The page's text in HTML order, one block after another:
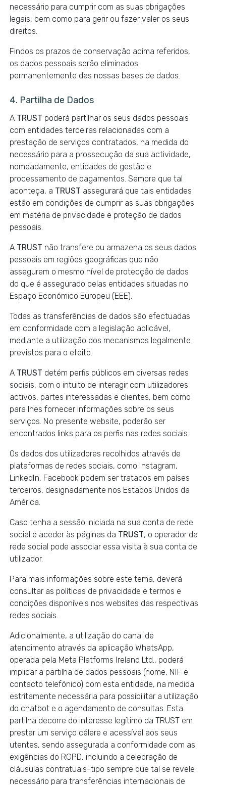
necessário para cumprir com as suas obrigações
legais, bem como para gerir ou fazer valer os seus
direitos.
Findos os prazos de conservação acima referidos,
os dados pessoais serão eliminados
permanentemente das nossas bases de dados.
4. Partilha de Dados
A TRUST poderá partilhar os seus dados pessoais
com entidades terceiras relacionadas com a
prestação de serviços contratados, na medida do
necessário para a prossecução da sua actividade,
nomeadamente, entidades de gestão e
processamento de pagamentos. Sempre que tal
aconteça, a TRUST assegurará que tais entidades
estão em condições de cumprir as suas obrigações
em matéria de privacidade e proteção de dados
pessoais.
A TRUST não transfere ou armazena os seus dados
pessoais em regiões geográficas que não
assegurem o mesmo nível de protecção de dados
do que é assegurado pelas entidades situadas no
Espaço Económico Europeu (EEE).
Todas as transferências de dados são efectuadas
em conformidade com a legislação aplicável,
mediante a utilização dos mecanismos legalmente
previstos para o efeito.
A TRUST detém perfis públicos em diversas redes
sociais, com o intuito de interagir com utilizadores
activos, partes interessadas e clientes, bem como
para lhes fornecer informações sobre os seus
serviços. No presente website, poderão ser
encontrados links para os perfis nas redes sociais.
Os dados dos utilizadores recolhidos através de
plataformas de redes sociais, como Instagram,
LinkedIn, Facebook podem ser tratados em países
terceiros, designadamente nos Estados Unidos da
América.
Caso tenha a sessão iniciada na sua conta de rede
social e aceder às páginas da TRUST, o operador da
rede social pode associar essa visita à sua conta de
utilizador.
Para mais informações sobre este tema, deverá
consultar as políticas de privacidade e termos e
condições disponíveis nos websites das respectivas
redes sociais.
Adicionalmente, a utilização do canal de
atendimento através da aplicação WhatsApp,
operada pela Meta Platforms Ireland Ltd., poderá
implicar a partilha de dados pessoais (nome, NIF e
contacto telefónico) com esta entidade, na medida
estritamente necessária para possibilitar a utilização
do chatbot e o agendamento de consultas. Esta
partilha decorre do interesse legítimo da TRUST em
prestar um serviço célere e acessível aos seus
utentes, sendo assegurada a conformidade com as
exigências do RGPD, incluindo a celebração de
cláusulas contratuais-tipo sempre que tal se revele
necessário para transferências internacionais de